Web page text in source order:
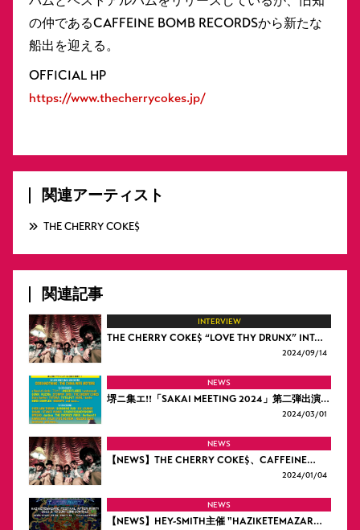
の仲であるCAFFEINE BOMB RECORDSから新たな
船出を迎える。
OFFICIAL HP
https://www.thecherrycokes.jp/
関連アーティスト
THE CHERRY COKE$
関連記事
INTERVIEW
THE CHERRY COKE$ “LOVE THY DRUNX” INT…
2024/09/14
NEWS
堺ニ集エ!!「SAKAI MEETING 2024」第二弾出演…
2024/03/01
NEWS
【NEWS】THE CHERRY COKE$、CAFFEINE…
2024/01/04
NEWS
【NEWS】HEY-SMITH主催 "HAZIKETEMAZAR…